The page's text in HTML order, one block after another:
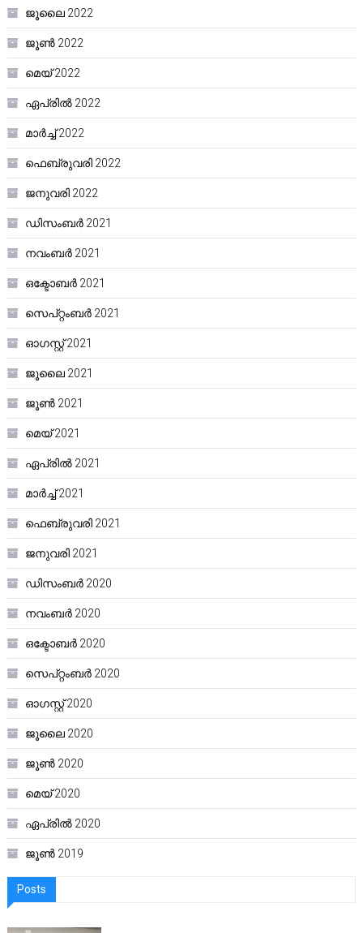
ജൂലൈ 2022
ജൂൺ 2022
മെയ്‌ 2022
ഏപ്രിൽ 2022
മാർച്ച്‌ 2022
ഫെബ്രുവരി 2022
ജനുവരി 2022
ഡിസംബർ 2021
നവംബർ 2021
ഒക്ടോബർ 2021
സെപ്റ്റംബർ 2021
ഓഗസ്റ്റ്‌ 2021
ജൂലൈ 2021
ജൂൺ 2021
മെയ്‌ 2021
ഏപ്രിൽ 2021
മാർച്ച്‌ 2021
ഫെബ്രുവരി 2021
ജനുവരി 2021
ഡിസംബർ 2020
നവംബർ 2020
ഒക്ടോബർ 2020
സെപ്റ്റംബർ 2020
ഓഗസ്റ്റ്‌ 2020
ജൂലൈ 2020
ജൂൺ 2020
മെയ്‌ 2020
ഏപ്രിൽ 2020
ജൂൺ 2019
Posts